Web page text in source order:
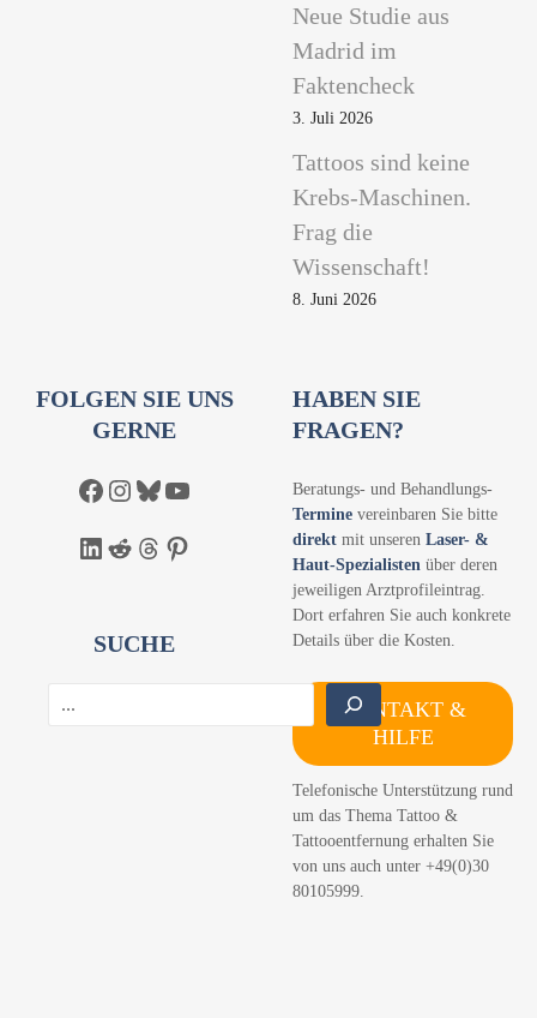
Neue Studie aus
Madrid im
Faktencheck
3. Juli 2026
Tattoos sind keine
Krebs-Maschinen.
Frag die
Wissenschaft!
8. Juni 2026
FOLGEN SIE UNS
GERNE
Facebook Instagram Bluesky YouTube
LinkedIn Reddit Threads Pinterest
SUCHE
HABEN SIE
FRAGEN?
Beratungs- und Behandlungs-
Termine vereinbaren Sie bitte
direkt mit unseren Laser- &
Haut-Spezialisten über deren
jeweiligen Arztprofileintrag.
Dort erfahren Sie auch konkrete
Details über die Kosten.
KONTAKT &
HILFE
Telefonische Unterstützung rund
um das Thema Tattoo &
Tattooentfernung erhalten Sie
von uns auch unter +49(0)30
80105999.